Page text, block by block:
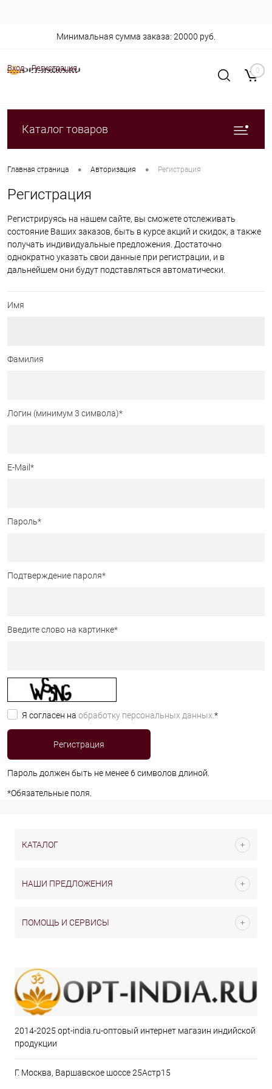
Вход Регистрация
Минимальная сумма заказа: 20000 руб.
0
Каталог товаров
Главная страница • Авторизация • Регистрация
Регистрация
Регистрируясь на нашем сайте, вы сможете отслеживать
состояние Ваших заказов, быть в курсе акций и скидок, а также
получать индивидуальные предложения. Достаточно
однократно указать свои данные при регистрации, и в
дальнейшем они будут подставляться автоматически.
Имя
Фамилия
Логин (минимум 3 символа)*
E-Mail *
Пароль*
Подтверждение пароля*
Введите слово на картинке*
Я согласен на обработку персональных данных. *
Пароль должен быть не менее 6 символов длиной.
*Обязательные поля.
КАТАЛОГ
НАШИ ПРЕДЛОЖЕНИЯ
ПОМОЩЬ И СЕРВИСЫ
2014-2025 opt-india.ru-оптовый интернет магазин индийской
продукции
Г. Москва, Варшавское шоссе 25Астр15